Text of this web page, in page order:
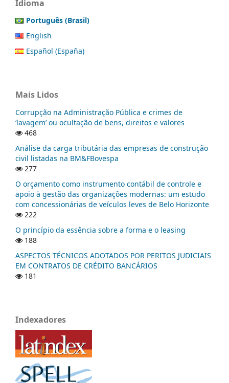
Idioma
Português (Brasil)
English
Español (España)
Mais Lidos
Corrupção na Administração Pública e crimes de
‘lavagem’ ou ocultação de bens, direitos e valores
468
Análise da carga tributária das empresas de construção
civil listadas na BM&FBovespa
277
O orçamento como instrumento contábil de controle e
apoio à gestão das organizações modernas: um estudo
com concessionárias de veículos leves de Belo Horizonte
222
O princípio da essência sobre a forma e o leasing
188
ASPECTOS TÉCNICOS ADOTADOS POR PERITOS JUDICIAIS
EM CONTRATOS DE CRÉDITO BANCÁRIOS
181
Indexadores